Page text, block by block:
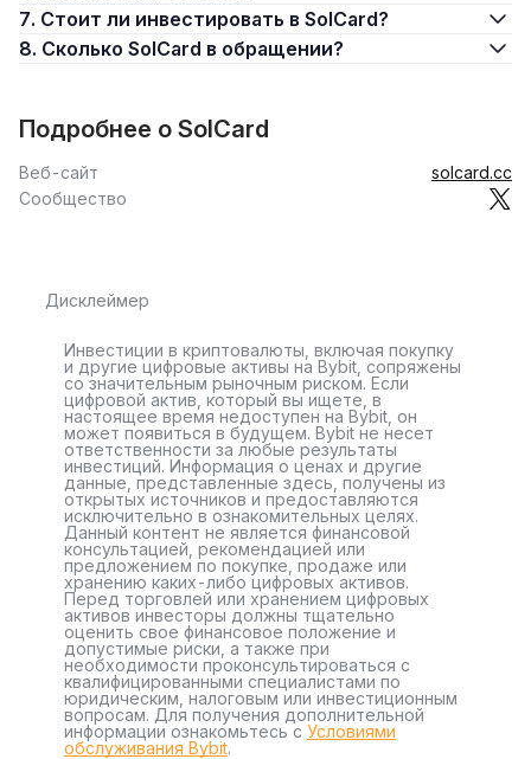
7. Стоит ли инвестировать в SolCard?
8. Сколько SolCard в обращении?
Подробнее о SolCard
Веб-сайт
solcard.cc
Сообщество
Дисклеймер
Инвестиции в криптовалюты, включая покупку
и другие цифровые активы на Bybit, сопряжены
со значительным рыночным риском. Если
цифровой актив, который вы ищете, в
настоящее время недоступен на Bybit, он
может появиться в будущем. Bybit не несет
ответственности за любые результаты
инвестиций. Информация о ценах и другие
данные, представленные здесь, получены из
открытых источников и предоставляются
исключительно в ознакомительных целях.
Данный контент не является финансовой
консультацией, рекомендацией или
предложением по покупке, продаже или
хранению каких-либо цифровых активов.
Перед торговлей или хранением цифровых
активов инвесторы должны тщательно
оценить свое финансовое положение и
допустимые риски, а также при
необходимости проконсультироваться с
квалифицированными специалистами по
юридическим, налоговым или инвестиционным
вопросам. Для получения дополнительной
информации ознакомьтесь с Условиями
обслуживания Bybit.